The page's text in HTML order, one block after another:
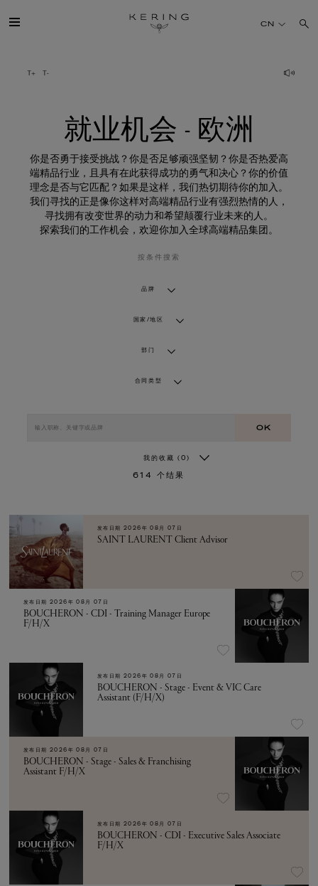
业
机
可持续发展
FINANCE
加入我们
CN
就业机会 - 欧洲
你是否勇于接受挑战？你是否足够顽强坚韧？你是否热爱高
端精品行业，且具有在此获得成功的勇气和决心？你的价值
理念是否与它匹配？如果是这样，我们热切期待你的加入。
我们寻找的正是像你这样对高端精品行业有强烈热情的人，
寻找拥有改变世界的动力和希望颠覆行业未来的人。
探索我们的工作机会，欢迎你加入全球高端精品集团。
按条件搜索
品牌
国家/地区
部门
合同类型
OK
我的收藏 (0)
614 个结果
发布日期 2026年 08月 07日
SAINT LAURENT Client Advisor
发布日期 2026年 08月 07日
BOUCHERON - CDI - Training Manager Europe
F/H/X
发布日期 2026年 08月 07日
BOUCHERON - Stage - Event & VIC Care
Assistant (F/H/X)
发布日期 2026年 08月 07日
BOUCHERON - Stage - Sales & Franchising
Assistant F/H/X
发布日期 2026年 08月 07日
BOUCHERON - CDI - Executive Sales Associate
F/H/X